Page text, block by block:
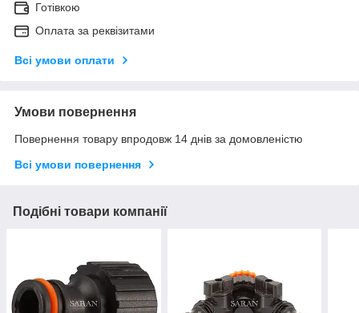
Готівкою
Оплата за реквізитами
Всі умови оплати
Умови повернення
Повернення товару впродовж 14 днів за домовленістю
Всі умови повернення
Подібні товари компанії